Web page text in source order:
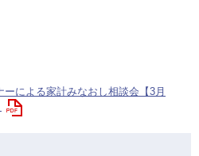
による家計みなおし相談会【3月